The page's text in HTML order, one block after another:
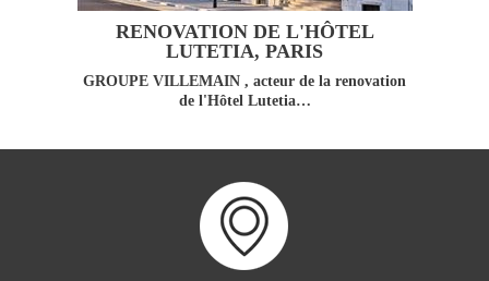
RENOVATION DE L'HÔTEL
LUTETIA, PARIS
GROUPE VILLEMAIN , acteur de la renovation
de l'Hôtel Lutetia…